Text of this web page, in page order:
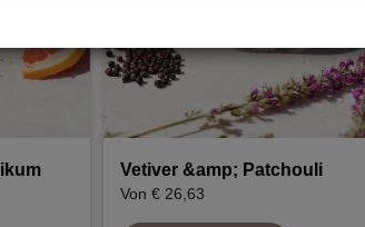
Vetiver &amp; Patchouli
Von € 26,63